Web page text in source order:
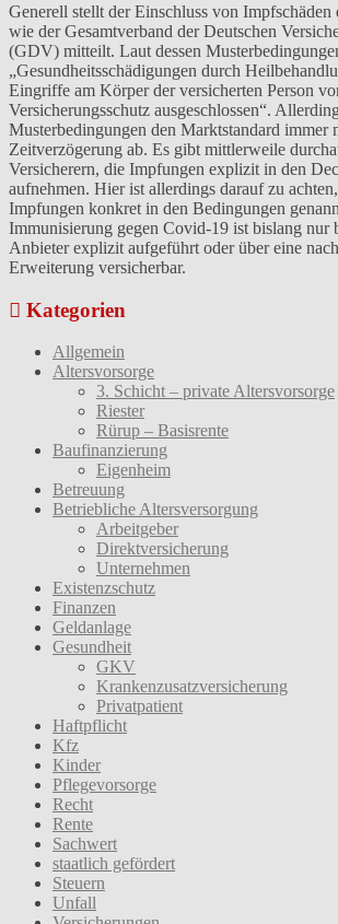
Generell stellt der Einschluss von Impfschäden
wie der Gesamtverband der Deutschen
(GDV) mitteilt. Laut dessen
„Gesundheitsschädigungen durch
Eingriffe am Körper der versicherten Person
Versicherungsschutz ausgeschlossen“.
Musterbedingungen den Marktstandard immer
Zeitverzögerung ab. Es gibt mittlerweile
Versicherern, die Impfungen explizit in den
aufnehmen. Hier ist allerdings darauf zu
Impfungen konkret in den Bedingungen
Immunisierung gegen Covid-19 ist bislang nur
Anbieter explizit aufgeführt oder über eine
Erweiterung versicherbar.
Kategorien
Allgemein
Altersvorsorge
3. Schicht – private Altersvorsorge
Riester
Rürup – Basisrente
Baufinanzierung
Eigenheim
Betreuung
Betriebliche Altersversorgung
Arbeitgeber
Direktversicherung
Unternehmen
Existenzschutz
Finanzen
Geldanlage
Gesundheit
GKV
Krankenzusatzversicherung
Privatpatient
Haftpflicht
Kfz
Kinder
Pflegevorsorge
Recht
Rente
Sachwert
staatlich gefördert
Steuern
Unfall